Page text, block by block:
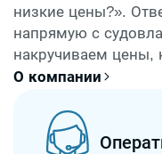
низкие цены?».
напрямую с
накручиваем цены,
О компании